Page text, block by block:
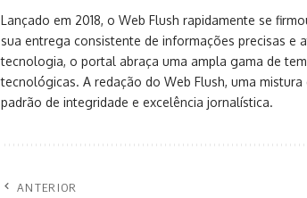
Lançado em 2018, o Web Flush rapidamente se
sua entrega consistente de informações precisas e
tecnologia, o portal abraça uma ampla gama de
tecnológicas. A redação do Web Flush, uma
padrão de integridade e excelência jornalística.
ANTERIOR